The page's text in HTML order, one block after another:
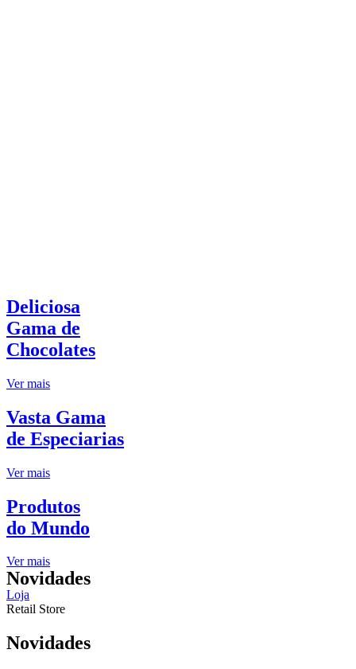
Deliciosa
Gama de
Chocolates
Ver mais
Vasta Gama
de Especiarias
Ver mais
Produtos
do Mundo
Ver mais
Novidades
Loja
Retail Store
Novidades